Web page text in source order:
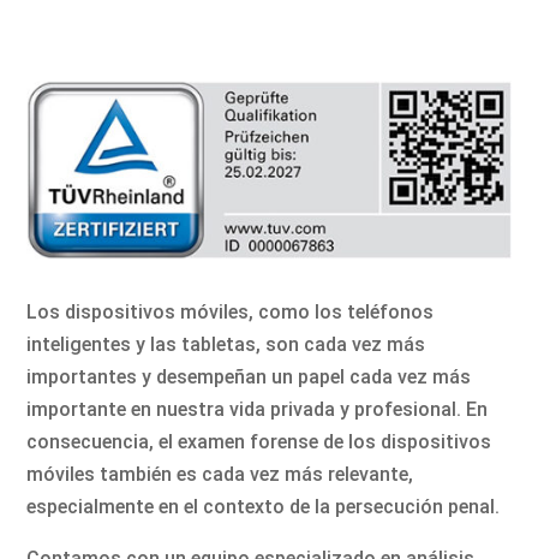
Los dispositivos móviles, como los teléfonos
inteligentes y las tabletas, son cada vez más
importantes y desempeñan un papel cada vez más
importante en nuestra vida privada y profesional. En
consecuencia, el examen forense de los dispositivos
móviles también es cada vez más relevante,
especialmente en el contexto de la persecución penal.